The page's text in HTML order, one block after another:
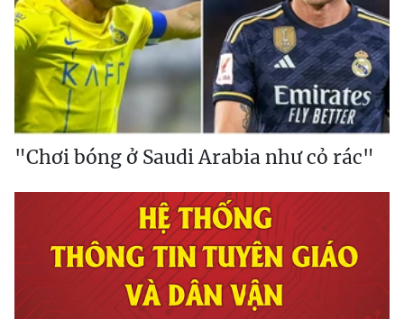
"Chơi bóng ở Saudi Arabia như cỏ rác"